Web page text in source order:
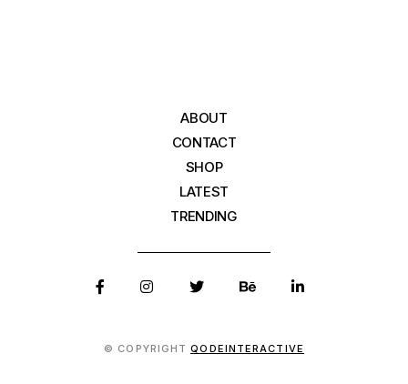
ABOUT
CONTACT
SHOP
LATEST
TRENDING
© COPYRIGHTQODEINTERACTIVE